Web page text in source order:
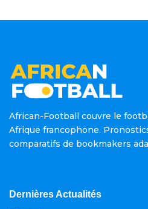
African-Football couvre le
Afrique francophone.
comparatifs de bookmakers
Dernières Actualités